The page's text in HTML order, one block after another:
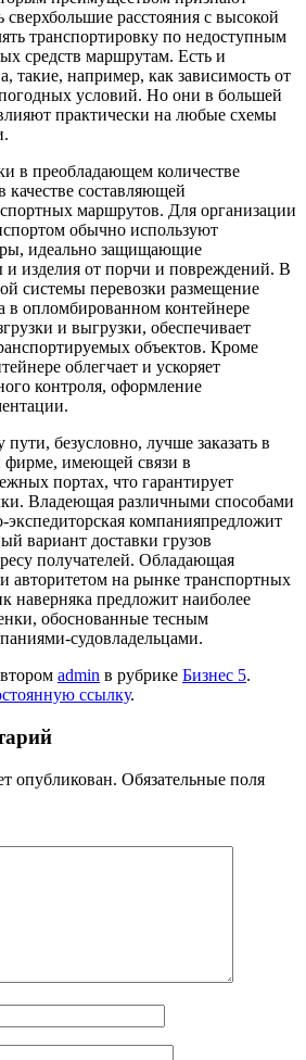
сверхбольшие расстояния с высокой
транспортировку по недоступным
средств маршрутам. Есть и
такие, например, как зависимость от
условий. Но они в большей
практически на любые схемы
в преобладающем количестве
качестве составляющей
маршрутов. Для организации
обычно используют
идеально защищающие
и изделия от порчи и повреждений. В
системы перевозки размещение
в опломбированном контейнере
и выгрузки, обеспечивает
объектов. Кроме
облегчает и ускоряет
контроля, оформление
безусловно, лучше заказать в
фирме, имеющей связи в
портах, что гарантирует
Владеющая различными способами
экспедиторская компанияпредложит
вариант доставки грузов
получателей. Обладающая
авторитетом на рынке транспортных
наверняка предложит наиболее
обоснованные тесным
судовладельцами.
admin в рубрике Бизнес 5.
ссылку.
опубликован. Обязательные поля